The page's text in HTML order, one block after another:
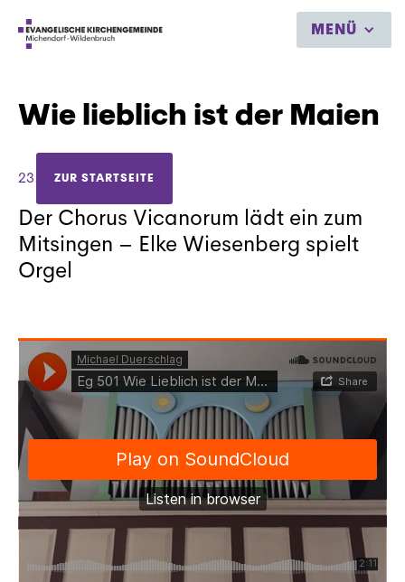
MENÜ
ZUR STARTSEITE
Wie lieblich ist der Maien
23.5.2020
Der Chorus Vicanorum lädt ein zum
Mitsingen – Elke Wiesenberg spielt
Orgel